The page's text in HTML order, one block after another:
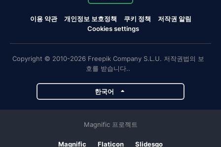
이용 약관 개인정보 보호정책 쿠키 정책
저작권 알림
Cookies settings
Copyright © 2010-2026 Freepik Company S.L.U. 저작권법의 보
호를 받습니다..
한국어
Magnific 프로젝트
Magnific Flaticon Slidesgo